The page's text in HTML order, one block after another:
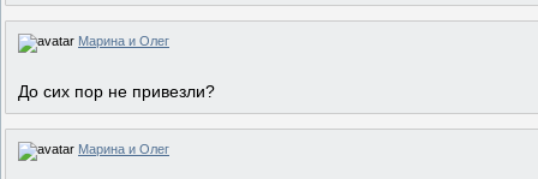
Марина и Олег
До сих пор не привезли?
Марина и Олег